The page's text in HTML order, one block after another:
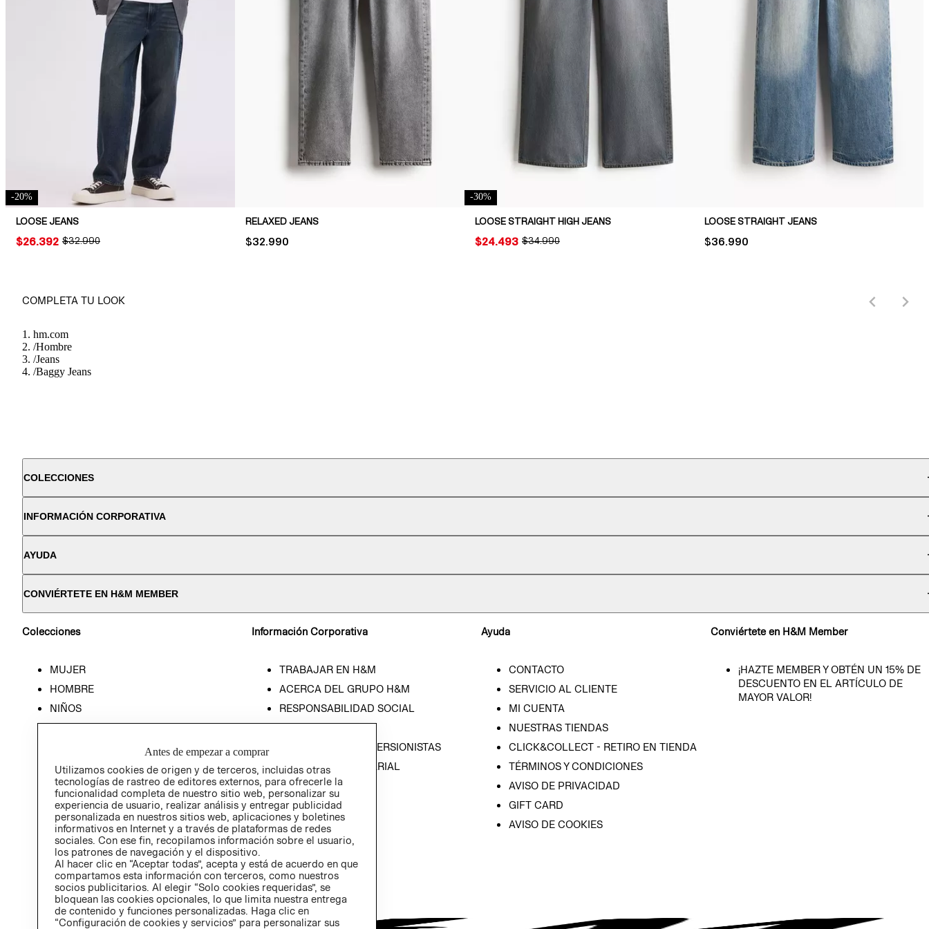
-20%
LOOSE JEANS
ORIGINAL PRICE:
$32.990
PRICE:
$26.392
RELAXED JEANS
PRICE:
$32.990
-30%
LOOSE STRAIGHT HIGH JEANS
ORIGINAL PRICE:
$34.990
PRICE:
$24.493
LOOSE STRAIGHT JEANS
PRICE:
$36.990
COMPLETA TU LOOK
hm.com
/Hombre
/Jeans
/Baggy Jeans
COLECCIONES
INFORMACIÓN CORPORATIVA
AYUDA
CONVIÉRTETE EN H&M MEMBER
Colecciones
MUJER
HOMBRE
NIÑOS
HOME
Información Corporativa
TRABAJAR EN H&M
ACERCA DEL GRUPO H&M
RESPONSABILIDAD SOCIAL
PRENSA
RELACIÓN CON INVERSIONISTAS
POLÍTICA EMPRESARIAL
Ayuda
CONTACTO
SERVICIO AL CLIENTE
MI CUENTA
NUESTRAS TIENDAS
CLICK&COLLECT - RETIRO EN TIENDA
TÉRMINOS Y CONDICIONES
AVISO DE PRIVACIDAD
GIFT CARD
AVISO DE COOKIES
Conviértete en H&M Member
¡HAZTE MEMBER Y OBTÉN UN 15% DE
DESCUENTO EN EL ARTÍCULO DE
MAYOR VALOR!
Antes de empezar a comprar
Utilizamos cookies de origen y de terceros, incluidas otras
tecnologías de rastreo de editores externos, para ofrecerle la
funcionalidad completa de nuestro sitio web, personalizar su
experiencia de usuario, realizar análisis y entregar publicidad
personalizada en nuestros sitios web, aplicaciones y boletines
informativos en Internet y a través de plataformas de redes
sociales. Con ese fin, recopilamos información sobre el usuario,
los patrones de navegación y el dispositivo.
Al hacer clic en “Aceptar todas”, acepta y está de acuerdo en que
compartamos esta información con terceros, como nuestros
socios publicitarios. Al elegir “Solo cookies requeridas”, se
bloquean las cookies opcionales, lo que limita nuestra entrega
de contenido y funciones personalizadas. Haga clic en
“Configuración de cookies y servicios” para personalizar sus